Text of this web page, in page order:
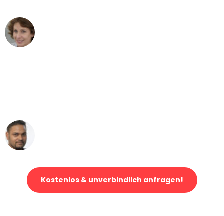
Kostenlos & unverbindlich anfragen!